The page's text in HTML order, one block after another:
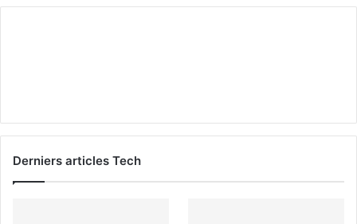
Derniers articles Tech